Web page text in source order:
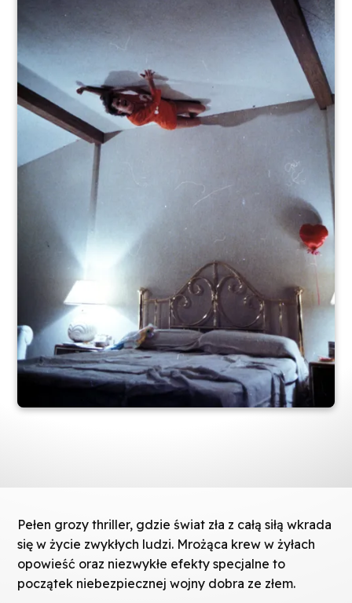
Pełen grozy thriller, gdzie świat zła z całą siłą wkrada
się w życie zwykłych ludzi. Mrożąca krew w żyłach
opowieść oraz niezwykłe efekty specjalne to
początek niebezpiecznej wojny dobra ze złem.